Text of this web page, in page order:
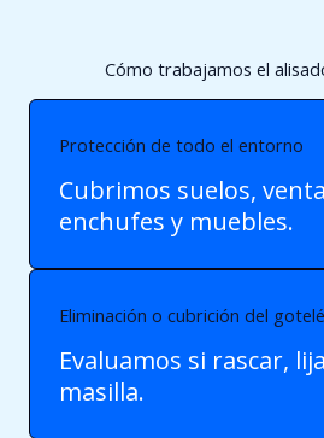
Cómo trabajamos el
Protección de todo el entorno
Cubrimos suelos,
enchufes y muebles.
Eliminación o cubrición del gotelé
Evaluamos si rascar,
masilla.